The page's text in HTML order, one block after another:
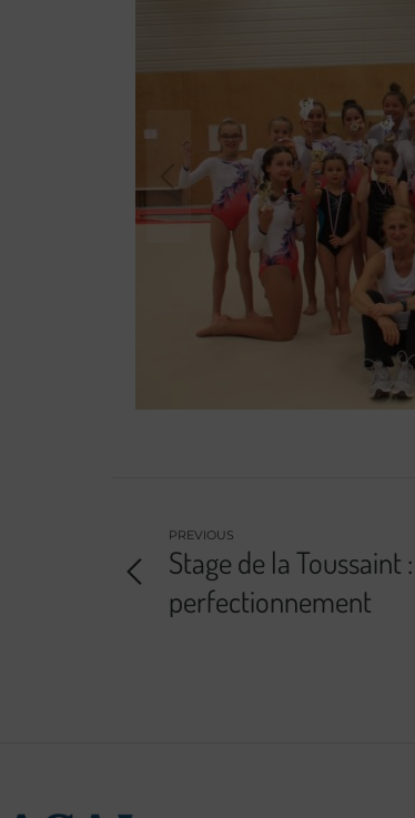
PREVIOUS
Stage de la Toussaint
perfectionnement